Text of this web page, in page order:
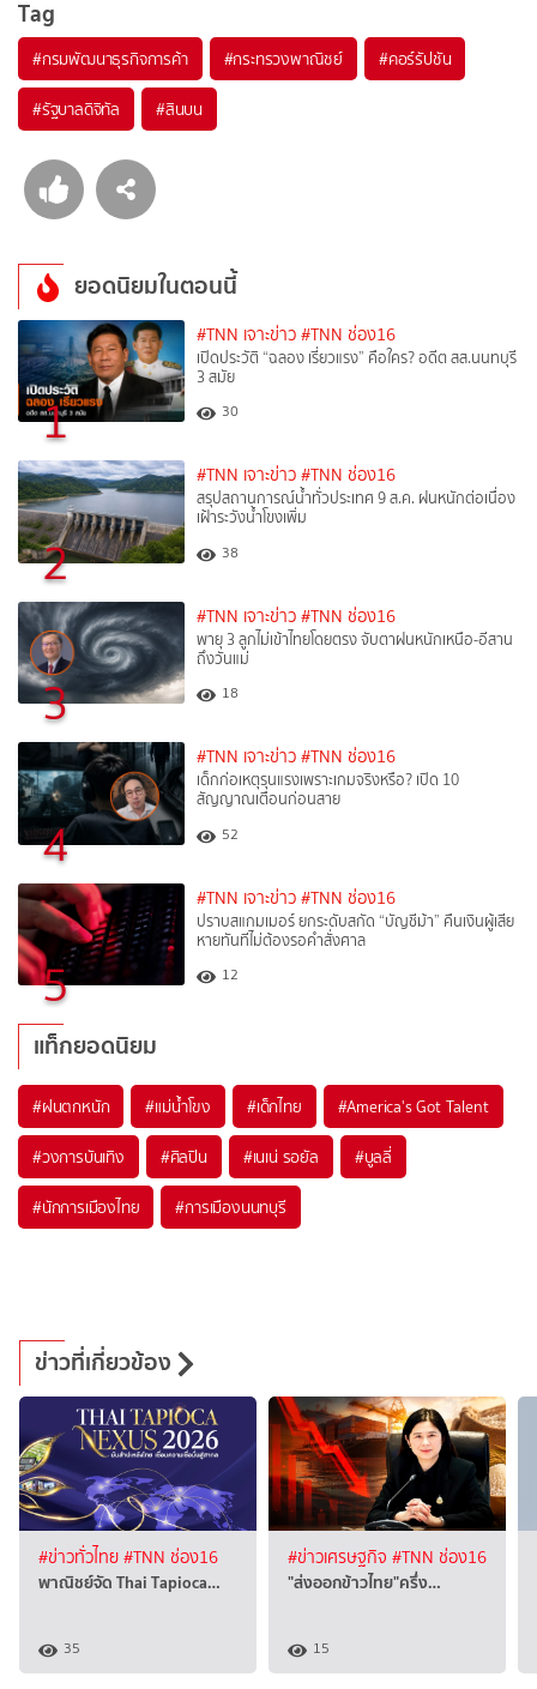
Tag
#กรมพัฒนาธุรกิจการค้า #กระทรวงพาณิชย์ #คอร์รัปชัน
#รัฐบาลดิจิทัล #สินบน
ยอดนิยมในตอนนี้
1
#TNN เจาะข่าว #TNN ช่อง16
เปิดประวัติ “ฉลอง เรี่ยวแรง” คือใคร? อดีต สส.นนทบุรี
3 สมัย
30
2
#TNN เจาะข่าว #TNN ช่อง16
สรุปสถานการณ์น้ำทั่วประเทศ 9 ส.ค. ฝนหนักต่อเนื่อง
เฝ้าระวังน้ำโขงเพิ่ม
38
3
#TNN เจาะข่าว #TNN ช่อง16
พายุ 3 ลูกไม่เข้าไทยโดยตรง จับตาฝนหนักเหนือ-อีสาน
ถึงวันแม่
18
4
#TNN เจาะข่าว #TNN ช่อง16
เด็กก่อเหตุรุนแรงเพราะเกมจริงหรือ? เปิด 10
สัญญาณเตือนก่อนสาย
52
5
#TNN เจาะข่าว #TNN ช่อง16
ปราบสแกมเมอร์ ยกระดับสกัด “บัญชีม้า” คืนเงินผู้เสีย
หายทันทีไม่ต้องรอคำสั่งศาล
12
แท็กยอดนิยม
#ฝนตกหนัก #แม่น้ำโขง #เด็กไทย #America's Got Talent
#วงการบันเทิง #ศิลปิน #เนเน่ รอยัล #บูลลี่
#นักการเมืองไทย #การเมืองนนทบุรี
ข่าวที่เกี่ยวข้อง
#ข่าวทั่วไทย#TNN ช่อง16
พาณิชย์จัด Thai Tapioca…
35
#ข่าวเศรษฐกิจ #TNN ช่อง16
"ส่งออกข้าวไทย"ครึ่ง…
15